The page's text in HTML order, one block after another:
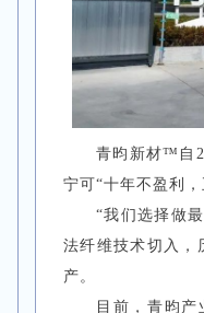
青昀新材™自
宁可“十年不盈利
“我们选择做
法纤维技术切入
产。
目前，青昀